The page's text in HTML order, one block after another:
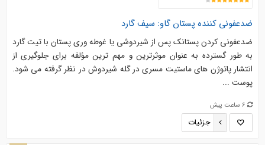
ضدعفونی کننده پستان گاو: سیف گارد
ضدعفونی کردن پستانک پس از شیردوشی یا غوطه وری پستان با تیت گارد
به طور گسترده به عنوان موثرترین و مهم ترین مؤلفه برای جلوگیری از
انتشار پاتوژن های ماستیت مسری در گله شیردوش در نظر گرفته می شود.
پوست ...
6 ساعت پیش
جزئیات